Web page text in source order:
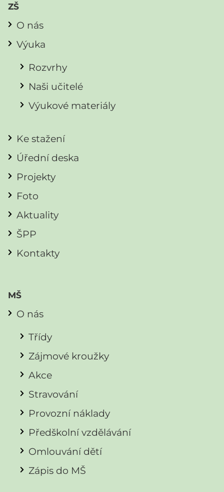
ZŠ
O nás
Výuka
Rozvrhy
Naši učitelé
Výukové materiály
Ke stažení
Úřední deska
Projekty
Foto
Aktuality
ŠPP
Kontakty
MŠ
O nás
Třídy
Zájmové kroužky
Akce
Stravování
Provozní náklady
Předškolní vzdělávání
Omlouvání dětí
Zápis do MŠ